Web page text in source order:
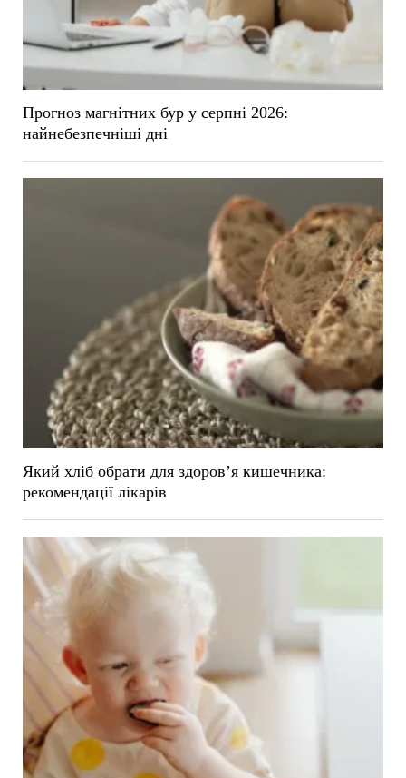
Прогноз магнітних бур у серпні 2026:
найнебезпечніші дні
Який хліб обрати для здоров’я кишечника:
рекомендації лікарів